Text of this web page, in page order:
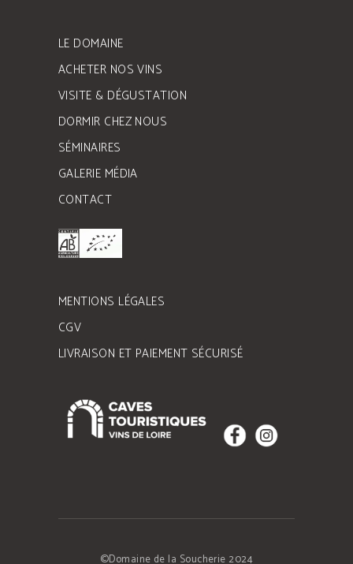
LE DOMAINE
ACHETER NOS VINS
VISITE & DÉGUSTATION
DORMIR CHEZ NOUS
SÉMINAIRES
GALERIE MÉDIA
CONTACT
MENTIONS LÉGALES
CGV
LIVRAISON ET PAIEMENT SÉCURISÉ
©Domaine de la Soucherie 2024